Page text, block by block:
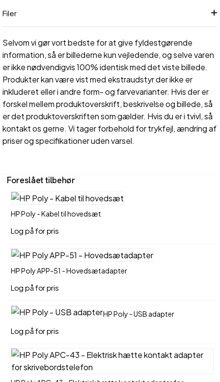
Filer
Selvom vi gør vort bedste for at give fyldestgørende
information, så er billederne kun vejledende, og selve varen
er ikke nødvendigvis 100% identisk med det viste billede.
Produkter kan være vist med ekstraudstyr der ikke er
inkluderet eller i andre form- og farvevarianter. Hvis der er
forskel mellem produktoverskrift, beskrivelse og billede, så
er det produktoverskriften som gælder. Hvis du er i tvivl, så
kontakt os gerne. Vi tager forbehold for trykfejl, ændring af
priser og specifikationer uden varsel.
Foreslået tilbehør
HP Poly - Kabel til hovedsæt
Log på for pris
HP Poly APP-51 - Hovedsætadapter
Log på for pris
HP Poly - USB adapter
Log på for pris